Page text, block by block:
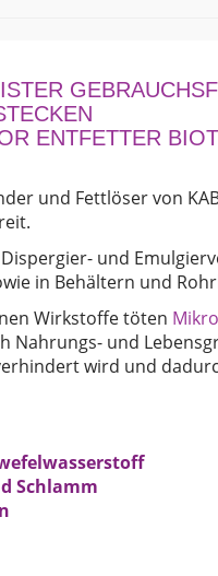
ENTFETTER
und Fettlöser von
und
in Behältern und
Wirkstoffe töten
und
wird und
Schlamm